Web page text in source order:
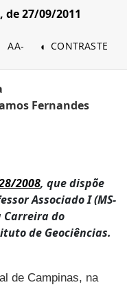
de 27/09/2011
AA- CONTRASTE
Fernandes
2008, que dispõe
Associado I (MS-
Carreira do
de Geociências.
de Campinas, na